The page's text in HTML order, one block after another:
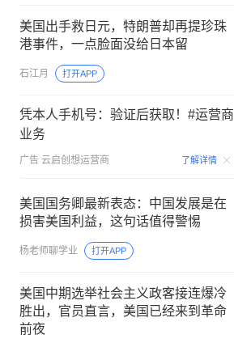
美国出手救日元，特朗普却再提珍珠
港事件，一点脸面没给日本留
石江月 打开APP
凭本人手机号：验证后获取！#运营商
业务
广告 云启创想运营商 了解详情
美国国务卿最新表态：中国发展是在
损害美国利益，这句话值得警惕
杨老师聊学业 打开APP
美国中期选举社会主义政客接连爆冷
胜出，官员直言，美国已经来到革命
前夜